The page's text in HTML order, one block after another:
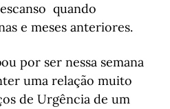
quando
e meses anteriores.
por ser nessa semana
uma relação muito
de Urgência de um